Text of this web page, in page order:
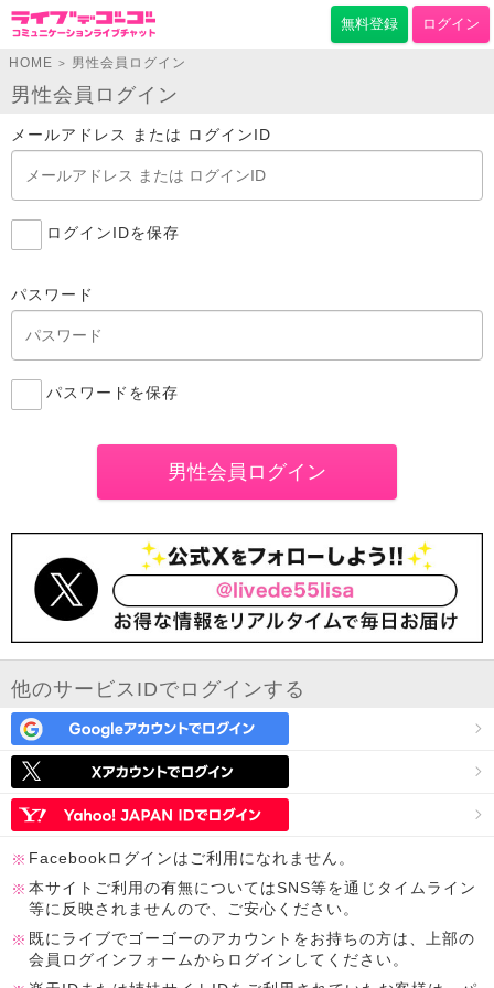
無料登録 ログイン
HOME > 男性会員ログイン
男性会員ログイン
メールアドレス または ログインID
ログインIDを保存
パスワード
パスワードを保存
他のサービスIDでログインする
Facebookログインはご利用になれません。
本サイトご利用の有無についてはSNS等を通じタイムライン
等に反映されませんので、ご安心ください。
既にライブでゴーゴーのアカウントをお持ちの方は、上部の
会員ログインフォームからログインしてください。